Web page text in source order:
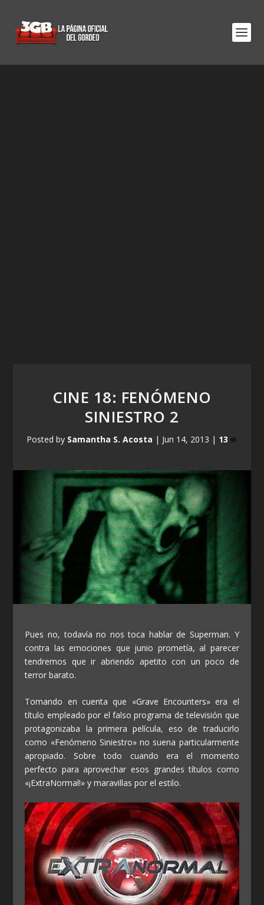
CINE 18: FENÓMENO
SINIESTRO 2
Posted by Samantha S. Acosta | Jun 14, 2013 | 13
Pues no, todavía no nos toca hablar de Superman. Y
contra las emociones que junio prometía, al parecer
tendremos que ir abriendo apetito con un poco de
terror barato.
Tomando en cuenta que «Grave Encounters» era el
título empleado por el falso programa de televisión que
protagonizaba la primera película, eso de traducirlo
como «Fenómeno Siniestro» no suena particularmente
apropiado. Sobre todo cuando era el momento
perfecto para aprovechar esos grandes títulos como
«¡ExtraNormal!» y maravillas por el estilo.